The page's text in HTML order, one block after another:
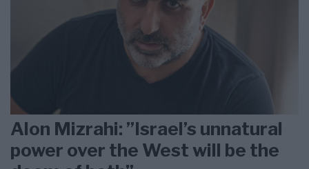
Alon Mizrahi: ”Israel’s unnatural
power over the West will be the